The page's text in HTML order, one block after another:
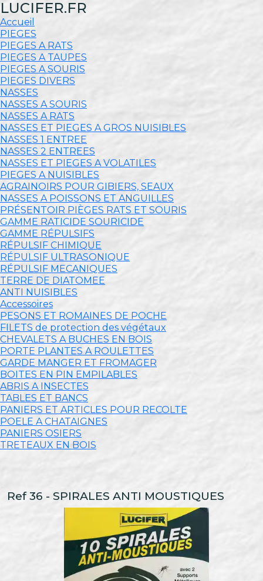
LUCIFER.FR
Accueil
PIEGES
PIEGES A RATS
PIEGES A TAUPES
PIEGES A SOURIS
PIEGES DIVERS
NASSES
NASSES A SOURIS
NASSES A RATS
NASSES ET PIEGES A GROS NUISIBLES
NASSES 1 ENTREE
NASSES 2 ENTREES
NASSES ET PIEGES A VOLATILES
PIEGES A NUISIBLES
AGRAINOIRS POUR GIBIERS, SEAUX
NASSES A POISSONS ET ANGUILLES
PRÉSENTOIR PIÈGES RATS ET SOURIS
GAMME RATICIDE SOURICIDE
GAMME RÉPULSIFS
RÉPULSIF CHIMIQUE
RÉPULSIF ULTRASONIQUE
RÉPULSIF MECANIQUES
TERRE DE DIATOMEE
ANTI NUISIBLES
Accessoires
PESONS ET ROMAINES DE POCHE
FILETS de protection des végétaux
CHEVALETS A BUCHES EN BOIS
PORTE PLANTES A ROULETTES
GARDE MANGER ET FROMAGER
BOITES EN PIN EMPILABLES
ABRIS A INSECTES
TABLES ET BANCS
PANIERS ET ARTICLES POUR RECOLTE
POELE A CHATAIGNES
PANIERS OSIERS
TRETEAUX EN BOIS
Ref 36 - SPIRALES ANTI MOUSTIQUES